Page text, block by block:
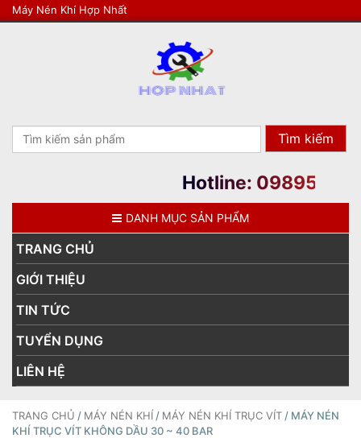
Máy Nén Khí Hợp Nhất
Search
for:
Hotline: 0989508177
DANH MỤC SẢN PHẨM
TRANG CHỦ
GIỚI THIỆU
TIN TỨC
TUYỂN DỤNG
LIÊN HỆ
TRANG CHỦ / MÁY NÉN KHÍ / MÁY NÉN KHÍ TRỤC VÍT / MÁY NÉN
KHÍ TRỤC VÍT KHÔNG DẦU 30 ~ 40 BAR